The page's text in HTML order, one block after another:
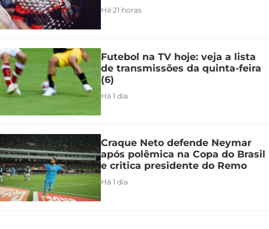
Há 21 horas
Futebol na TV hoje: veja a lista
de transmissões da quinta-feira
(6)
Há 1 dia
Craque Neto defende Neymar
após polêmica na Copa do Brasil
e critica presidente do Remo
Há 1 dia